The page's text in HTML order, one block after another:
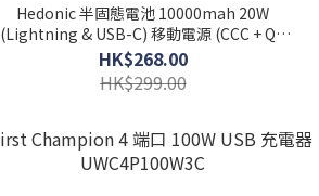
Hedonic 半固態電池 10000mah 20W
(Lightning & USB-C) 移動電源 (CCC + QR
Code)
HK$268.00
HK$299.00